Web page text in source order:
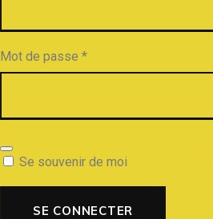
Mot de passe *
Se souvenir de moi
SE CONNECTER